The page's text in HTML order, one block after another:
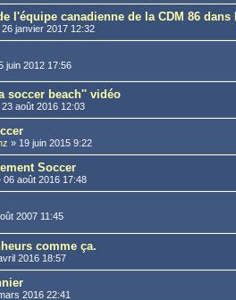
l'équipe canadienne de la CDM 86 dans
26 janvier 2017 12:32
juin 2012 17:56
soccer beach'' vidéo
23 août 2016 12:03
» 19 juin 2015 9:22
Soccer
06 août 2016 17:48
2007 11:45
comme ça.
2016 18:57
2016 22:41